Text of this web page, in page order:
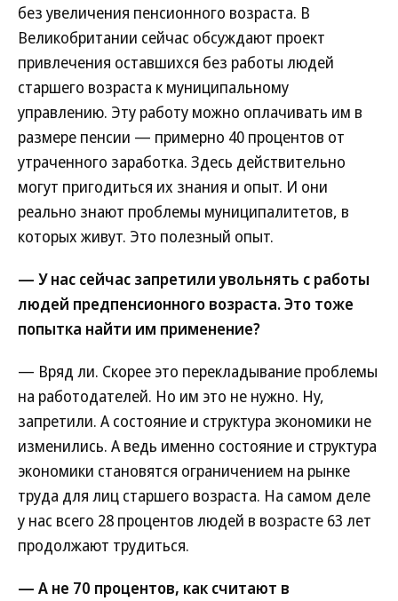
без увеличения пенсионного возраста. В
Великобритании сейчас обсуждают проект
привлечения оставшихся без работы людей
старшего возраста к муниципальному
управлению. Эту работу можно оплачивать им в
размере пенсии — примерно 40 процентов от
утраченного заработка. Здесь действительно
могут пригодиться их знания и опыт. И они
реально знают проблемы муниципалитетов, в
которых живут. Это полезный опыт.
— У нас сейчас запретили увольнять с работы
людей предпенсионного возраста. Это тоже
попытка найти им применение?
— Вряд ли. Скорее это перекладывание проблемы
на работодателей. Но им это не нужно. Ну,
запретили. А состояние и структура экономики не
изменились. А ведь именно состояние и структура
экономики становятся ограничением на рынке
труда для лиц старшего возраста. На самом деле
у нас всего 28 процентов людей в возрасте 63 лет
продолжают трудиться.
— А не 70 процентов, как считают в